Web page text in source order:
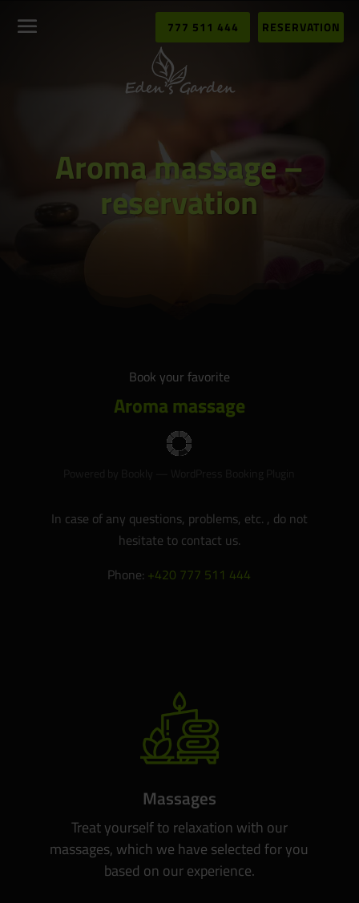
777 511 444 RESERVATION
Aroma massage –
reservation
Book your favorite
Aroma massage
In case of any questions, problems, etc. , do not
hesitate to contact us.
Phone: +420 777 511 444
Massages
Treat yourself to relaxation with our
massages, which we have selected for you
based on our experience.